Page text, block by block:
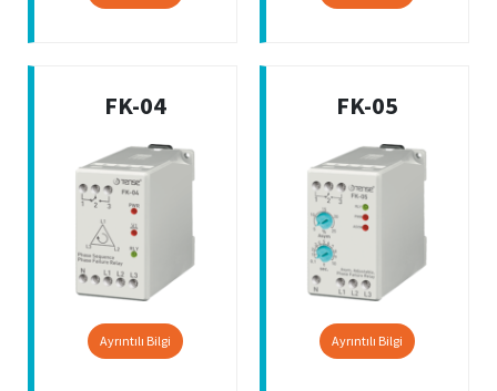
FK-04
Ayrıntılı Bilgi
FK-05
Ayrıntılı Bilgi